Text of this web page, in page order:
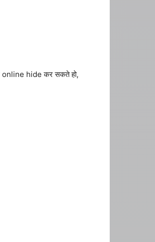
online hide कर सकते हो,